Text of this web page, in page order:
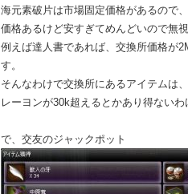
海元素破片は市場固定価格があるので
価格あるけど安すぎてめんどいので無
例えば達人書であれば、交換所価格が
す。
そんなわけで交換所にあるアイテムは
レーヨンが30k超えるとかあり得ないわ
で、交友のジャックポット